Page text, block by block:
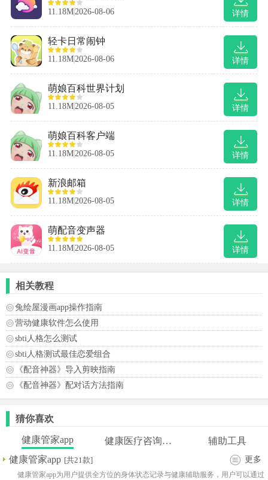
详情
11.18M2026-08-06
详情
轻卡日常闹钟
11.18M2026-08-06
详情
萌娘百科世界计划
11.18M2026-08-05
详情
萌娘百科客户端
11.18M2026-08-05
详情
新浪邮箱
11.18M2026-08-05
详情
萌配音变声器
11.18M2026-08-05
相关教程
兔绘屋漫画app操作指南
营动健康软件怎么使用
sbti人格怎么测试
sbti人格测试最佳恋爱组合
《配音神器》导入剪映指南
《配音神器》配对话方法指南
猜你喜欢
健康管家app 健康医疗咨询软件
辅助工具
健康管家app [共21款] 更多
健康管家app为用户提供全方位的身体状态记录与健康辅助服务，用户可以通过